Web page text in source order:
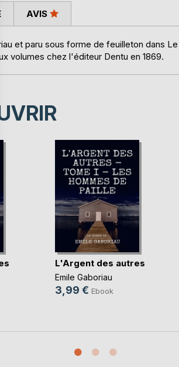
et paru sous forme de feuilleton dans
volumes chez l'éditeur Dentu en 1869.
AVIS
L'Argent des autres
Emile Gaboriau
3,99 € Ebook